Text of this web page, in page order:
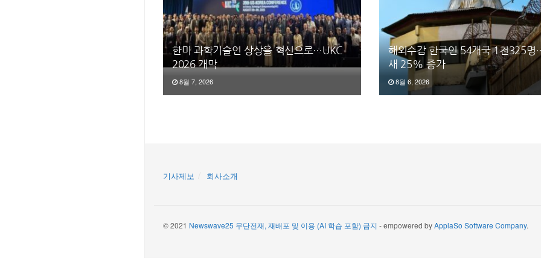
한미 과학기술인 상상을 혁신으로…UKC
2026 개막
8월 7, 2026
해외수감 한국인 54개국 1천325
새 25% 증가
8월 6, 2026
기사제보 회사소개
© 2021 Newswave25 무단전재, 재배포 및 이용 (AI 학습 포함) 금지 - empowered byApplaSo Software Company.